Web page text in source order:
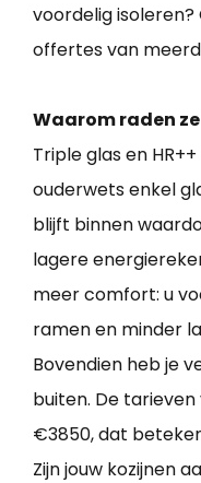
voordelig isoleren?
offertes van
Waarom raden
Triple glas en
ouderwets enkel
blijft binnen
lagere
meer comfort: u
ramen en minder
Bovendien heb je
buiten. De
€3850, dat
Zijn jouw kozijnen